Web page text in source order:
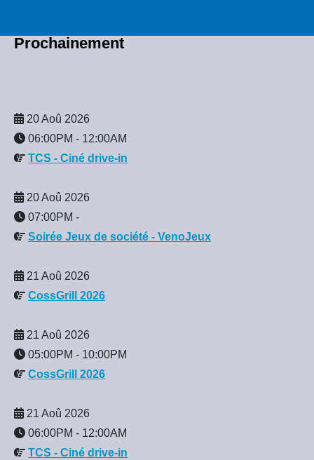
Prochainement
20 Aoû 2026
06:00PM - 12:00AM
TCS - Ciné drive-in
20 Aoû 2026
07:00PM -
Soirée Jeux de société - VenoJeux
21 Aoû 2026
CossGrill 2026
21 Aoû 2026
05:00PM - 10:00PM
CossGrill 2026
21 Aoû 2026
06:00PM - 12:00AM
TCS - Ciné drive-in